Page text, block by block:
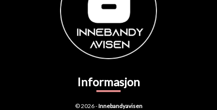
Informasjon
© 2026 -Innebandyavisen